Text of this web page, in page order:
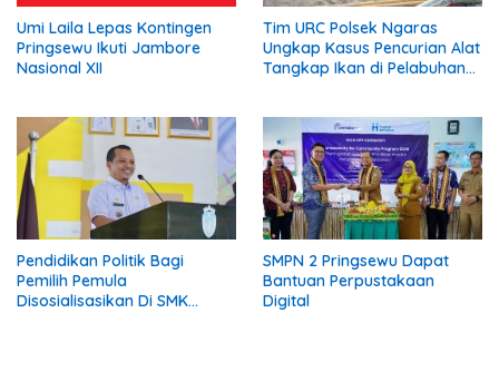
Umi Laila Lepas Kontingen
Pringsewu Ikuti Jambore
Nasional XII
Tim URC Polsek Ngaras
Ungkap Kasus Pencurian Alat
Tangkap Ikan di Pelabuhan
Pendidikan Politik Bagi
Pemilih Pemula
Disosialisasikan Di SMK
SMPN 2 Pringsewu Dapat
Bantuan Perpustakaan
Digital